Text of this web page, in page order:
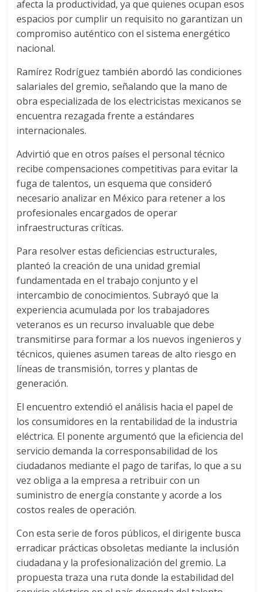
afecta la productividad, ya que quienes ocupan esos
espacios por cumplir un requisito no garantizan un
compromiso auténtico con el sistema energético
nacional.
Ramírez Rodríguez también abordó las condiciones
salariales del gremio, señalando que la mano de
obra especializada de los electricistas mexicanos se
encuentra rezagada frente a estándares
internacionales.
Advirtió que en otros países el personal técnico
recibe compensaciones competitivas para evitar la
fuga de talentos, un esquema que consideró
necesario analizar en México para retener a los
profesionales encargados de operar
infraestructuras críticas.
Para resolver estas deficiencias estructurales,
planteó la creación de una unidad gremial
fundamentada en el trabajo conjunto y el
intercambio de conocimientos. Subrayó que la
experiencia acumulada por los trabajadores
veteranos es un recurso invaluable que debe
transmitirse para formar a los nuevos ingenieros y
técnicos, quienes asumen tareas de alto riesgo en
líneas de transmisión, torres y plantas de
generación.
El encuentro extendió el análisis hacia el papel de
los consumidores en la rentabilidad de la industria
eléctrica. El ponente argumentó que la eficiencia del
servicio demanda la corresponsabilidad de los
ciudadanos mediante el pago de tarifas, lo que a su
vez obliga a la empresa a retribuir con un
suministro de energía constante y acorde a los
costos reales de operación.
Con esta serie de foros públicos, el dirigente busca
erradicar prácticas obsoletas mediante la inclusión
ciudadana y la profesionalización del gremio. La
propuesta traza una ruta donde la estabilidad del